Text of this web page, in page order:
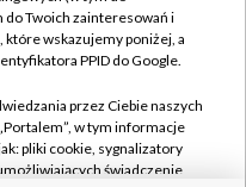
Twoich zainteresowań i
które wskazujemy poniżej, a
PPID do Google.
przez Ciebie naszych
w tym informacje
pliki cookie, sygnalizatory
świadczenie